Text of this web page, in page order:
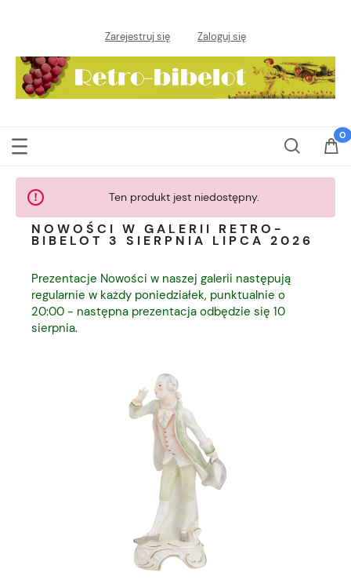
Zarejestruj się Zaloguj się
Ten produkt jest niedostępny.
NOWOŚCI W GALERII RETRO-
BIBELOT 3 SIERPNIA LIPCA 2026
Prezentacje Nowości w naszej galerii następują
regularnie w każdy poniedziałek, punktualnie o
20:00 - następna prezentacja odbędzie się 10
sierpnia.